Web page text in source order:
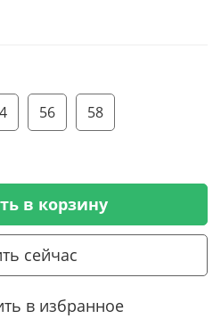
56 58
в корзину
сейчас
в избранное